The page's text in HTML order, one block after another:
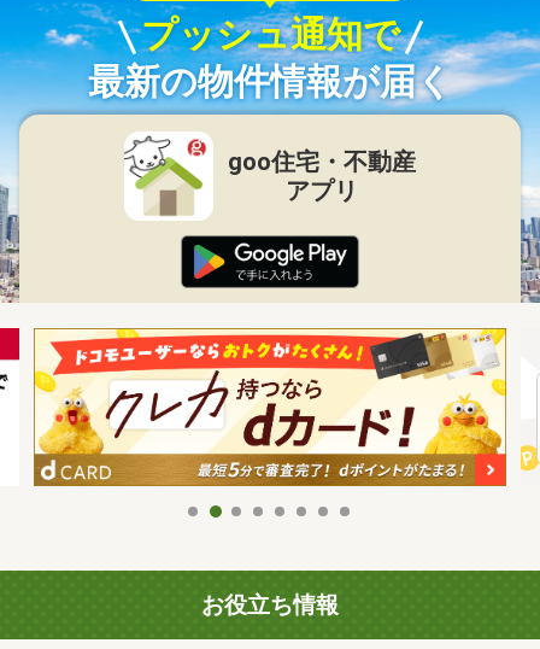
プッシュ通知で
最新の物件情報が届く
goo住宅・不動産
アプリ
お役立ち情報